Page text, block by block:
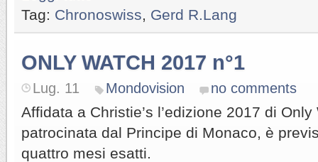
Tag: Chronoswiss Gerd R.Lang
ONLY WATCH 2017 n°1
Lug. 11 Mondovision no comments
Affidata a Christie’s l’edizione 2017 di
patrocinata dal Principe di Monaco, è
quattro mesi esatti.